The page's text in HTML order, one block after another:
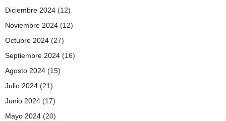
Diciembre 2024 (12)
Noviembre 2024 (12)
Octubre 2024 (27)
Septiembre 2024 (16)
Agosto 2024 (15)
Julio 2024 (21)
Junio 2024 (17)
Mayo 2024 (20)